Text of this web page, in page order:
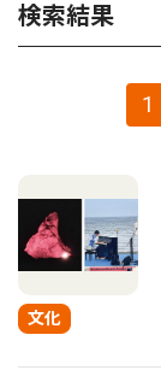
検索結果
1
文化